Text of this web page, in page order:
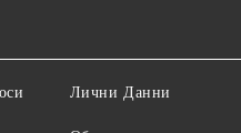
Лични Данни